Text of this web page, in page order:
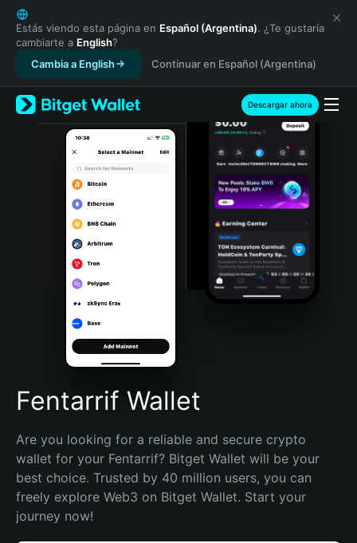
English
日本語
Tiếng Việt
Русский
Español (Latinoamérica)
Türkçe
Italiano
Português (Portugal)
Bahasa Indonesia
Português (Brasil)
Español (Argentina)
Estás viendo esta página en Español (Argentina). ¿Te gustaría
cambiarte a English?
Cambia a English
Continuar en Español (Argentina)
Descargar ahora
Fentarrif Wallet
Are you looking for a reliable and secure crypto
wallet for your Fentarrif? Bitget Wallet will be your
best choice. Trusted by 40 million users, you can
freely explore Web3 on Bitget Wallet. Start your
journey now!